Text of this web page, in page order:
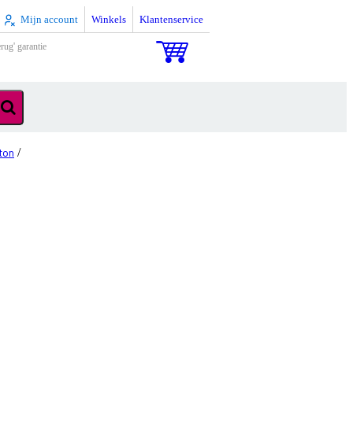
Mijn account Winkels Klantenservice
garantie
/